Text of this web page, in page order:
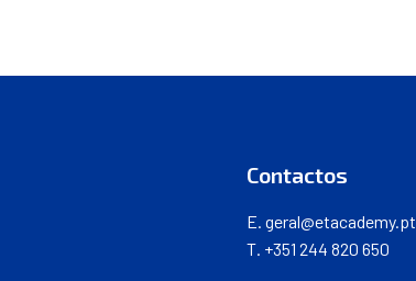
Contactos
E. geral@etacademy.pt
T. +351 244 820 650